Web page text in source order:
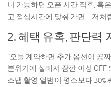
니 가능하면 오픈 시간 직후, 혹
고 점심시간에 맞춰 가면… 저처
2. 혜택 유혹, 판단력
“오늘 계약하면 추가 옵션이 공
분위기에 설레서 잠깐 이성 OFF
스냅 촬영 앨범이 평소보다 30%